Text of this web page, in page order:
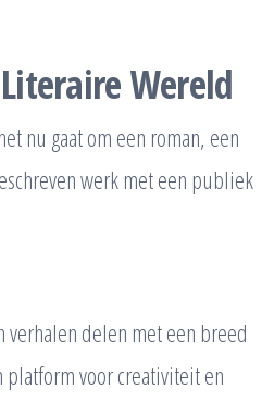
Wereld
nu gaat om een roman, een
werk met een publiek
delen met een breed
voor creativiteit en